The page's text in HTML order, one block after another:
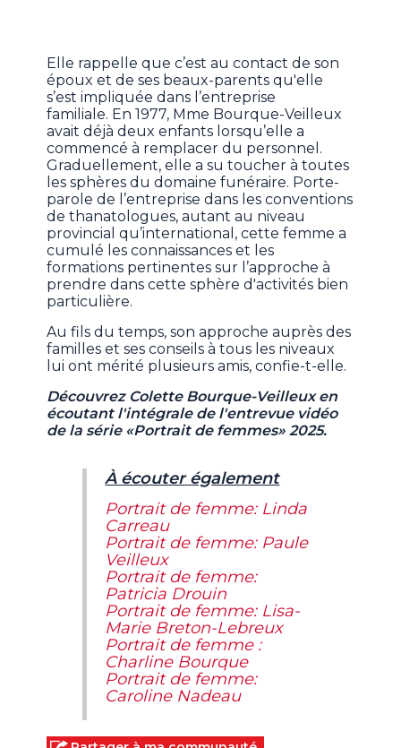
Elle rappelle que c’est au contact de son
époux et de ses beaux-parents qu'elle
s’est impliquée dans l’entreprise
familiale. En 1977, Mme Bourque-Veilleux
avait déjà deux enfants lorsqu’elle a
commencé à remplacer du personnel.
Graduellement, elle a su toucher à toutes
les sphères du domaine funéraire. Porte-
parole de l’entreprise dans les conventions
de thanatologues, autant au niveau
provincial qu’international, cette femme a
cumulé les connaissances et les
formations pertinentes sur l’approche à
prendre dans cette sphère d'activités bien
particulière.
Au fils du temps, son approche auprès des
familles et ses conseils à tous les niveaux
lui ont mérité plusieurs amis, confie-t-elle.
Découvrez Colette Bourque-Veilleux en
écoutant l'intégrale de l'entrevue vidéo
de la série «Portrait de femmes» 2025.
À écouter également
Portrait de femme: Linda
Carreau
Portrait de femme: Paule
Veilleux
Portrait de femme:
Patricia Drouin
Portrait de femme: Lisa-
Marie Breton-Lebreux
Portrait de femme :
Charline Bourque
Portrait de femme:
Caroline Nadeau